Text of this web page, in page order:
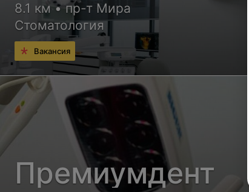
8.1 км • пр-т Мира
Стоматология
Вакансия
Премиумдент